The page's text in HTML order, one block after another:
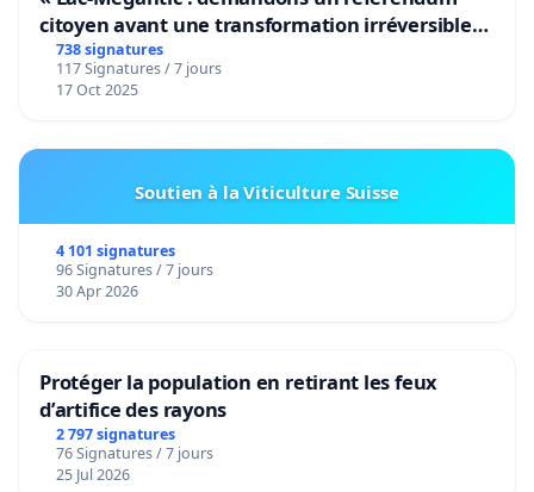
citoyen avant une transformation irréversible
de notre territoire »
738 signatures
117 Signatures / 7 jours
17 Oct 2025
Soutien à la Viticulture Suisse
4 101 signatures
96 Signatures / 7 jours
30 Apr 2026
Protéger la population en retirant les feux
d’artifice des rayons
2 797 signatures
76 Signatures / 7 jours
25 Jul 2026